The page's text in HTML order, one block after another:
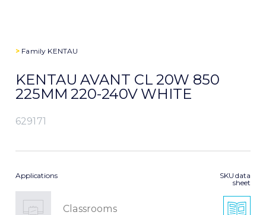
> Family KENTAU
KENTAU AVANT CL 20W 850
225MM 220-240V WHITE
629171
Applications
Classrooms
SKU data
sheet